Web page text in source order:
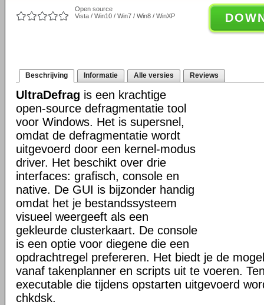
Open source
Vista / Win10 / Win7 / Win8 / WinXP
Beschrijving Informatie Alle versies Reviews
UltraDefrag is een krachtige
open-source defragmentatie tool
voor Windows. Het is supersnel,
omdat de defragmentatie wordt
uitgevoerd door een kernel-modus
driver. Het beschikt over drie
interfaces: grafisch, console en
native. De GUI is bijzonder handig
omdat het je bestandssysteem
visueel weergeeft als een
gekleurde clusterkaart. De console
is een optie voor diegene die een
opdrachtregel prefereren. Het biedt je de
vanaf takenplanner en scripts uit te voeren.
executable die tijdens opstarten uitgevoerd
chkdsk.